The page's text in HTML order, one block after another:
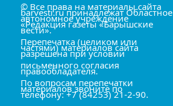
© Все права на материалы сайта
barvesti.ru принадлежат Областное
автономное учреждение
«Редакция газеты «Барышские
вести».
Перепечатка (целиком или
частями) материалов сайта
разрешена при условии
письменного согласия
правообладателя.
По вопросам перепечатки
материалов звоните по
телефону: +7 (84253) 21-2-90.